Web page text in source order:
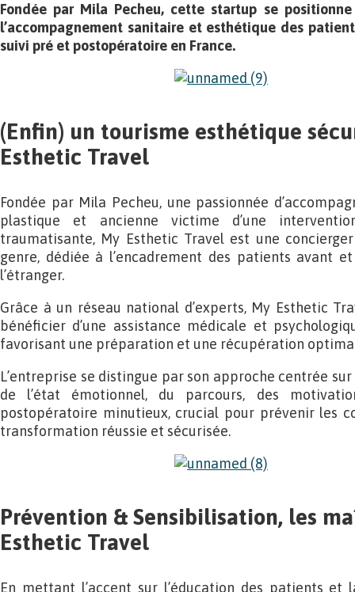
Fondée par Mila Pecheu, cette startup se
l’accompagnement sanitaire et esthétique des
suivi pré et postopératoire en France.
(Enfin) un tourisme esthétique
Esthetic Travel
Fondée par Mila Pecheu, une passionnée
plastique et ancienne victime d’une
traumatisante, My Esthetic Travel est une
genre, dédiée à l’encadrement des patients avant
l’étranger.
Grâce à un réseau national d’experts, My Esthetic
bénéficier d’une assistance médicale et
favorisant une préparation et une récupération
L’entreprise se distingue par son approche centrée
de l’état émotionnel, du parcours, des
postopératoire minutieux, crucial pour prévenir les
transformation réussie et sécurisée.
Prévention & Sensibilisation, les
Esthetic Travel
En mettant l’accent sur l’éducation des patients